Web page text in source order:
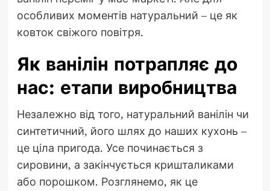
особливих моментів натуральний – це як
ковток свіжого повітря.
Як ванілін потрапляє до
нас: етапи виробництва
Незалежно від того, натуральний ванілін чи
синтетичний, його шлях до наших кухонь –
це ціла пригода. Усе починається з
сировини, а закінчується кришталиками
або порошком. Розглянемо, як це